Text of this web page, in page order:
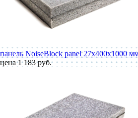
панель NoiseBlock panel 27x400x1000
цена 1 183 руб.